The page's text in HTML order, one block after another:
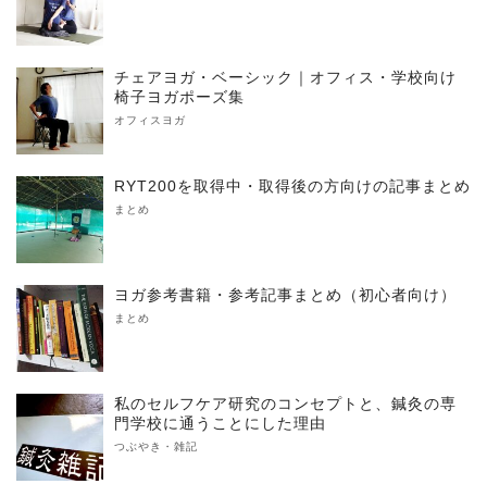
チェアヨガ・ベーシック｜オフィス・学校向け
椅子ヨガポーズ集
オフィスヨガ
RYT200を取得中・取得後の方向けの記事まとめ
まとめ
ヨガ参考書籍・参考記事まとめ（初心者向け）
まとめ
私のセルフケア研究のコンセプトと、鍼灸の専
門学校に通うことにした理由
つぶやき・雑記